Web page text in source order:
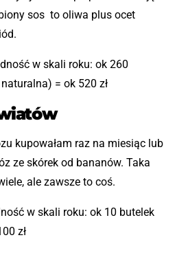
sos to oliwa plus ocet
w skali roku: ok 260
= ok 520 zł
kupowałam raz na miesiąc lub
ze skórek od bananów. Taka
ale zawsze to coś.
w skali roku: ok 10 butelek
zł